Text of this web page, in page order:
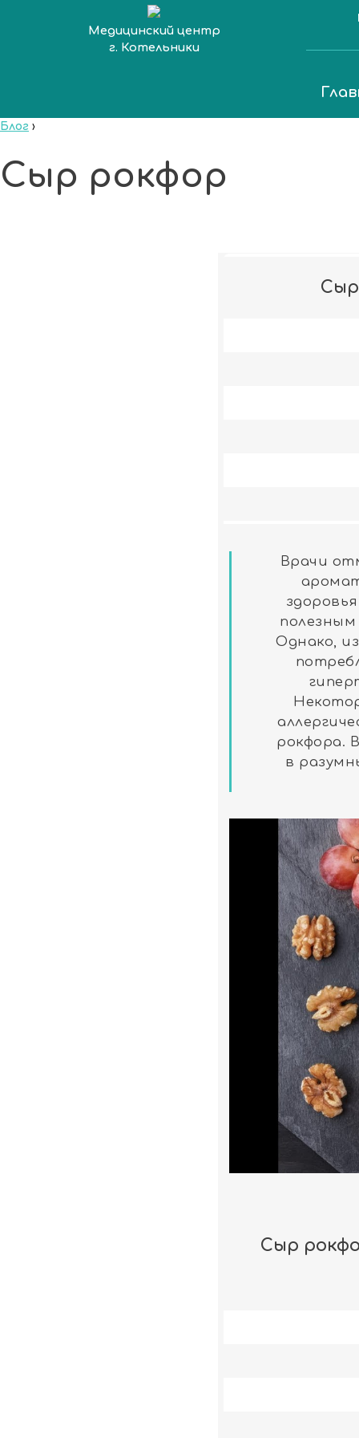
Медицинский центр
г. Котельники
Блог ›
Сыр рокфор
Врачи
Однако,
рокфора.
в
Сыр